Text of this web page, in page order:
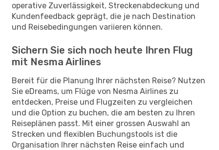
operative Zuverlässigkeit, Streckenabdeckung und
Kundenfeedback geprägt, die je nach Destination
und Reisebedingungen variieren können.
Sichern Sie sich noch heute Ihren Flug
mit Nesma Airlines
Bereit für die Planung Ihrer nächsten Reise? Nutzen
Sie eDreams, um Flüge von Nesma Airlines zu
entdecken, Preise und Flugzeiten zu vergleichen
und die Option zu buchen, die am besten zu Ihren
Reiseplänen passt. Mit einer grossen Auswahl an
Strecken und flexiblen Buchungstools ist die
Organisation Ihrer nächsten Reise einfach und